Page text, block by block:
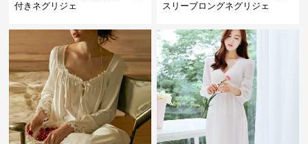
付きネグリジェ
スリーブロングネグリジェ